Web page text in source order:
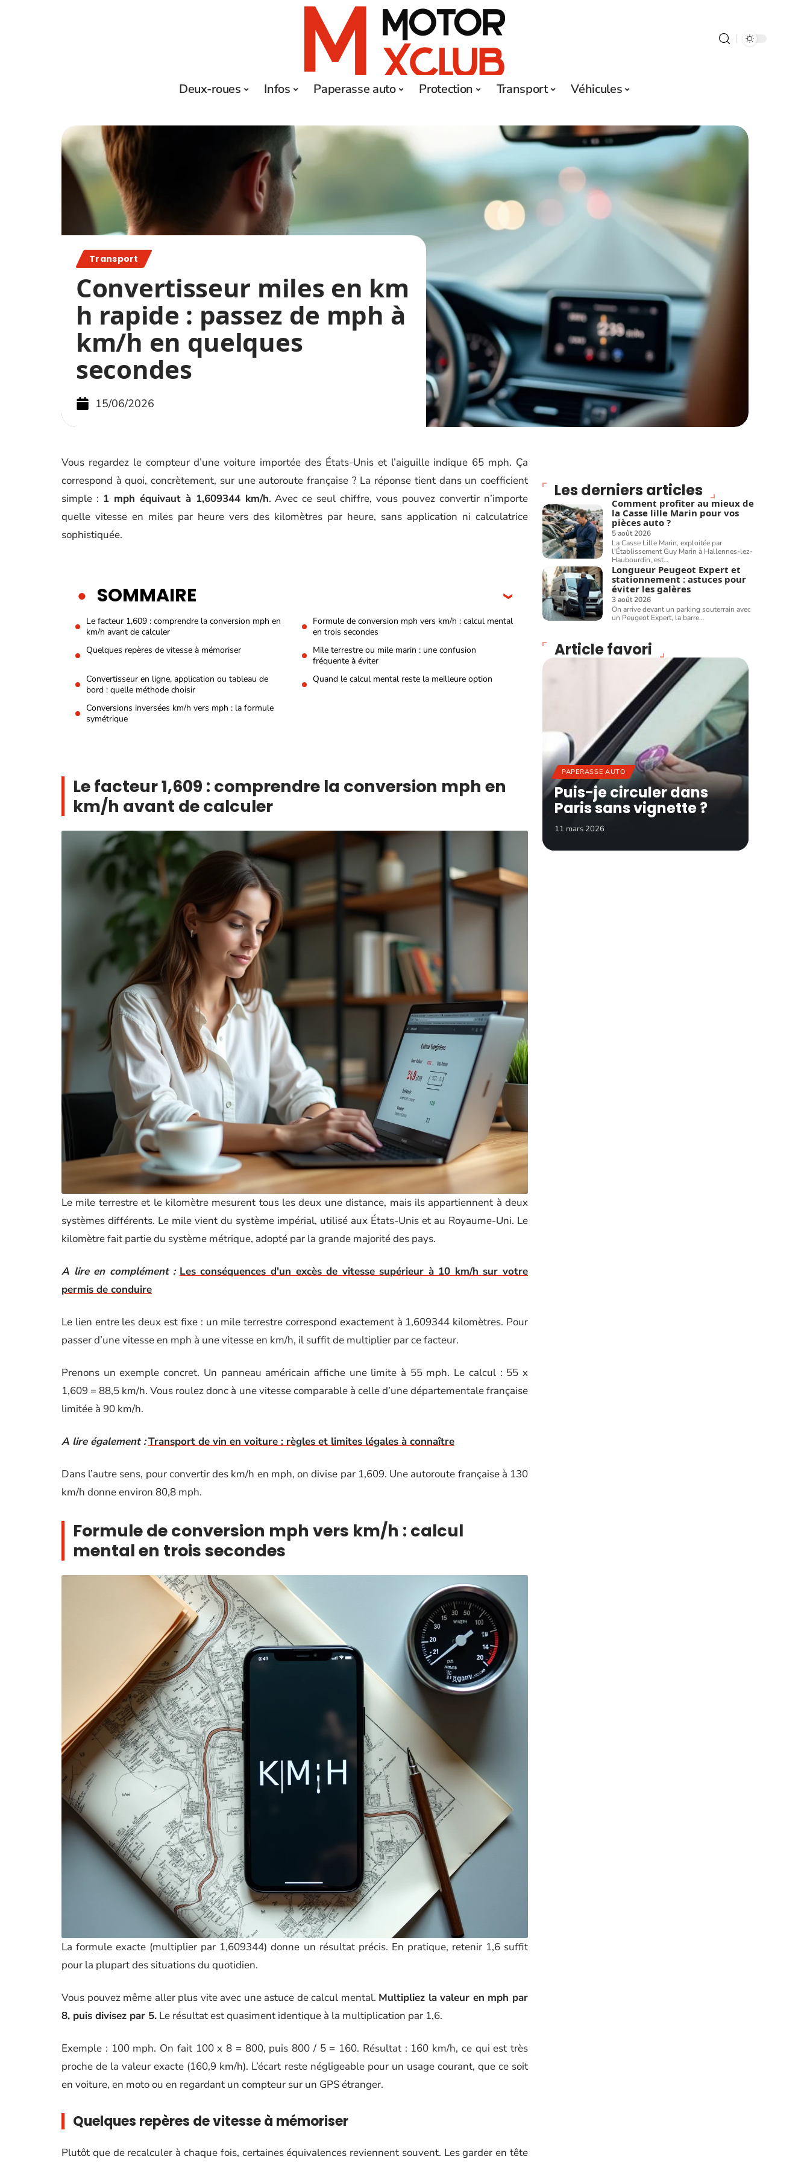
Deux-roues Infos Paperasse auto Protection Transport Véhicules
Transport
Convertisseur miles en km
h rapide : passez de mph à
km/h en quelques
secondes
15/06/2026
Vous regardez le compteur d’une voiture importée des États-Unis et l’aiguille indique 65 mph. Ça
correspond à quoi, concrètement, sur une autoroute française ? La réponse tient dans un coefficient
simple : 1 mph équivaut à 1,609344 km/h. Avec ce seul chiffre, vous pouvez convertir n’importe
quelle vitesse en miles par heure vers des kilomètres par heure, sans application ni calculatrice
sophistiquée.
SOMMAIRE
Le facteur 1,609 : comprendre la conversion mph en
km/h avant de calculer
Formule de conversion mph vers km/h : calcul mental
en trois secondes
Quelques repères de vitesse à mémoriser
Mile terrestre ou mile marin : une confusion
fréquente à éviter
Convertisseur en ligne, application ou tableau de
bord : quelle méthode choisir
Quand le calcul mental reste la meilleure option
Conversions inversées km/h vers mph : la formule
symétrique
Le facteur 1,609 : comprendre la conversion mph en
km/h avant de calculer
Le mile terrestre et le kilomètre mesurent tous les deux une distance, mais ils appartiennent à deux
systèmes différents. Le mile vient du système impérial, utilisé aux États-Unis et au Royaume-Uni. Le
kilomètre fait partie du système métrique, adopté par la grande majorité des pays.
A lire en complément : Les conséquences d'un excès de vitesse supérieur à 10 km/h sur votre
permis de conduire
Le lien entre les deux est fixe : un mile terrestre correspond exactement à 1,609344 kilomètres. Pour
passer d’une vitesse en mph à une vitesse en km/h, il suffit de multiplier par ce facteur.
Prenons un exemple concret. Un panneau américain affiche une limite à 55 mph. Le calcul : 55 x
1,609 = 88,5 km/h. Vous roulez donc à une vitesse comparable à celle d’une départementale française
limitée à 90 km/h.
A lire également :Transport de vin en voiture : règles et limites légales à connaître
Dans l’autre sens, pour convertir des km/h en mph, on divise par 1,609. Une autoroute française à 130
km/h donne environ 80,8 mph.
Formule de conversion mph vers km/h : calcul
mental en trois secondes
La formule exacte (multiplier par 1,609344) donne un résultat précis. En pratique, retenir 1,6 suffit
pour la plupart des situations du quotidien.
Vous pouvez même aller plus vite avec une astuce de calcul mental. Multipliez la valeur en mph par
8, puis divisez par 5. Le résultat est quasiment identique à la multiplication par 1,6.
Exemple : 100 mph. On fait 100 x 8 = 800, puis 800 / 5 = 160. Résultat : 160 km/h, ce qui est très
proche de la valeur exacte (160,9 km/h). L’écart reste négligeable pour un usage courant, que ce soit
en voiture, en moto ou en regardant un compteur sur un GPS étranger.
Quelques repères de vitesse à mémoriser
Plutôt que de recalculer à chaque fois, certaines équivalences reviennent souvent. Les garder en tête
Les derniers articles
Comment profiter au mieux de
la Casse lille Marin pour vos
pièces auto ?
5 août 2026
La Casse Lille Marin, exploitée par
l'Établissement Guy Marin à Hallennes-lez-
Haubourdin, est…
Longueur Peugeot Expert et
stationnement : astuces pour
éviter les galères
3 août 2026
On arrive devant un parking souterrain avec
un Peugeot Expert, la barre…
Article favori
PAPERASSE AUTO
Puis-je circuler dans
Paris sans vignette ?
11 mars 2026